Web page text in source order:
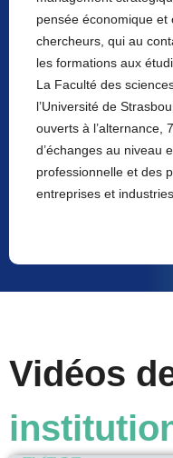
pensée économique et
chercheurs, qui au
les formations aux
La Faculté des
l’Université de
ouverts à l’alternance,
d’échanges au niveau
professionnelle et des
entreprises et
Vidéos